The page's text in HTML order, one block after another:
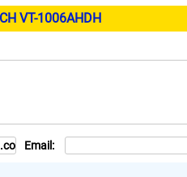
Hãng
VT-1006AHDH
Email: